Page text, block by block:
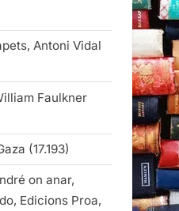
Antoni Vidal
Faulkner
(17.193)
on anar,
Edicions Proa,